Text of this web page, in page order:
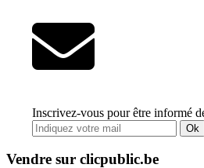
Inscrivez-vous pour être informé
Ok
Vendre sur clicpublic.be